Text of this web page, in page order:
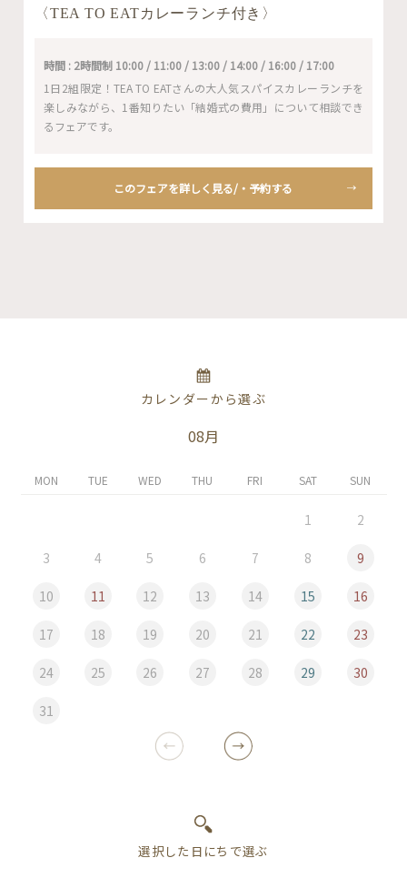
〈TEA TO EATカレーランチ付き〉
時間 : 2時間制 10:00 / 11:00 / 13:00 / 14:00 / 16:00 / 17:00
1日2組限定！TEA TO EATさんの大人気スパイスカレーランチを
楽しみながら、1番知りたい「結婚式の費用」について相談でき
るフェアです。
このフェアを詳しく見る/・予約する
カレンダーから選ぶ
08月
MON TUE WED THU FRI SAT SUN
1 2
3 4 5 6 7 8 9
10 11 12 13 14 15 16
17 18 19 20 21 22 23
24 25 26 27 28 29 30
31